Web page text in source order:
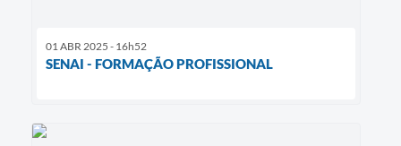
01 ABR 2025 - 16h52
SENAI - FORMAÇÃO PROFISSIONAL